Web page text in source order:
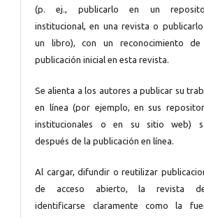
(p. ej., publicarlo en un
institucional, en una revista o
un libro), con un reconocimiento de
publicación inicial en esta revista.
Se alienta a los autores a publicar su
en línea (por ejemplo, en sus
institucionales o en su sitio web)
después de la publicación en línea.
Al cargar, difundir o reutilizar
de acceso abierto, la revista
identificarse claramente como la